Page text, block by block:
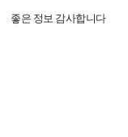
좋은 정보 감사합니다